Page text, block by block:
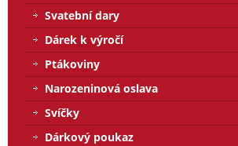
Svatební dary
Dárek k výročí
Ptákoviny
Narozeninová oslava
Svíčky
Dárkový poukaz